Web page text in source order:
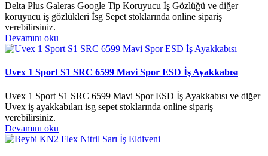
Delta Plus Galeras Google Tip Koruyucu İş Gözlüğü ve diğer
koruyucu iş gözlükleri İsg Sepet stoklarında online sipariş
verebilirsiniz.
Devamını oku
Uvex 1 Sport S1 SRC 6599 Mavi Spor ESD İş Ayakkabısı
Uvex 1 Sport S1 SRC 6599 Mavi Spor ESD İş Ayakkabısı ve diğer
Uvex iş ayakkabıları isg sepet stoklarında online sipariş
verebilirsiniz.
Devamını oku